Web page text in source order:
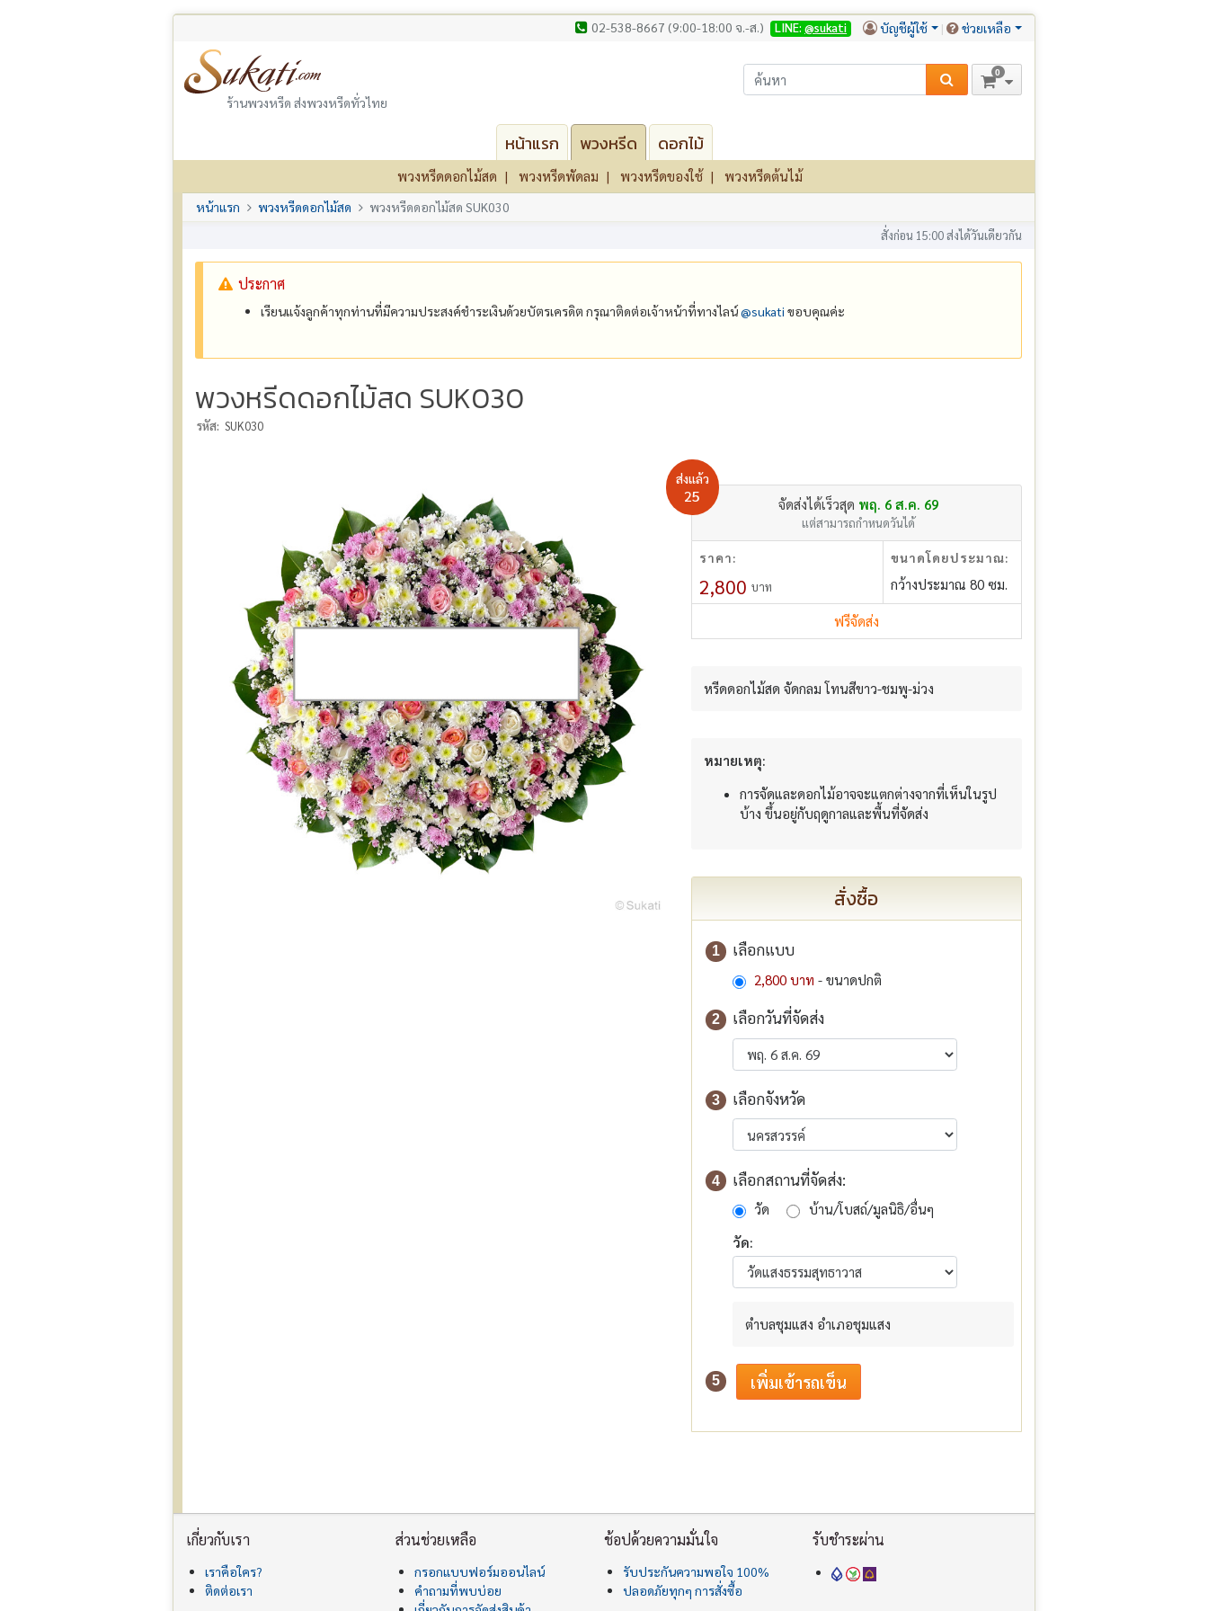
02-538-8667 (9:00-18:00 จ.-ส.) LINE:@sukati บัญชีผู้ใช้ ช่วยเหลือ
ร้านพวงหรีด ส่งพวงหรีดทั่วไทย
0
หน้าแรก พวงหรีด ดอกไม้
พวงหรีดดอกไม้สด พวงหรีดพัดลม พวงหรีดของใช้ พวงหรีดต้นไม้
หน้าแรก พวงหรีดดอกไม้สด พวงหรีดดอกไม้สด SUK030
สั่งก่อน 15:00 ส่งได้วันเดียวกัน
ประกาศ
เรียนแจ้งลูกค้าทุกท่านที่มีความประสงค์ชำระเงินด้วยบัตรเครดิต กรุณาติดต่อเจ้าหน้าที่ทางไลน์@‌sukati ขอบคุณค่ะ
พวงหรีดดอกไม้สด SUK030
รหัส: SUK030
ส่งแล้ว
25 จัดส่งได้เร็วสุด พฤ. 6 ส.ค. 69
แต่สามารถกำหนดวันได้
ราคา:
2,800 บาท
ขนาดโดยประมาณ:
กว้างประมาณ 80 ซม.
ฟรีจัดส่ง
หรีดดอกไม้สด จัดกลม โทนสีขาว-ชมพู-ม่วง
หมายเหตุ:
การจัดและดอกไม้อาจจะแตกต่างจากที่เห็นในรูป
บ้าง ขึ้นอยู่กับฤดูกาลและพื้นที่จัดส่ง
สั่งซื้อ
1 เลือกแบบ
2,800 บาท - ขนาดปกติ
2 เลือกวันที่จัดส่ง
3 เลือกจังหวัด
4 เลือกสถานที่จัดส่ง:
วัด
บ้าน/โบสถ์/มูลนิธิ/อื่นๆ
วัด:
ตำบลชุมแสง อำเภอชุมแสง
5
เกี่ยวกับเรา
เราคือใคร?
ติดต่อเรา
ส่วนช่วยเหลือ
กรอกแบบฟอร์มออนไลน์
คำถามที่พบบ่อย
ช้อปด้วยความมั่นใจ
รับประกันความพอใจ 100%
ปลอดภัยทุกๆ การสั่งซื้อ
รับชำระผ่าน